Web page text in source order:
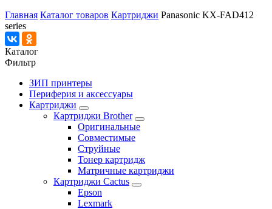
Главная Каталог товаров Картриджи Panasonic KX-FAD412
series
Каталог
Фильтр
ЗИП принтеры
Периферия и аксессуары
Картриджи
Картриджи Brother
Оригинальные
Совместимые
Струйные
Тонер картридж
Матричные картриджи
Картриджи Cactus
Epson
Lexmark